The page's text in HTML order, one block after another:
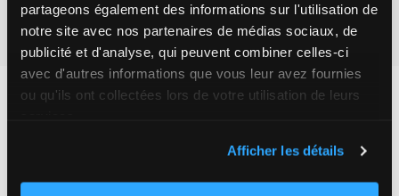
partageons également des informations sur l'utilisation de
notre site avec nos partenaires de médias sociaux, de
publicité et d'analyse, qui peuvent combiner celles-ci
avec d'autres informations que vous leur avez fournies
ou qu'ils ont collectées lors de votre utilisation de leurs
Afficher les détails
Visitez notre chaîne YouTube